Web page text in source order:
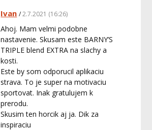
Ivan 2.7.2021 (16:26)
Ahoj. Mam velmi podobne
nastavenie. Skusam este BARNY’S
TRIPLE blend EXTRA na slachy a
kosti.
Este by som odporucil aplikaciu
strava. To je super na motivaciu
sportovat. Inak gratulujem k
prerodu.
Skusim ten horcik aj ja. Dik za
inspiraciu